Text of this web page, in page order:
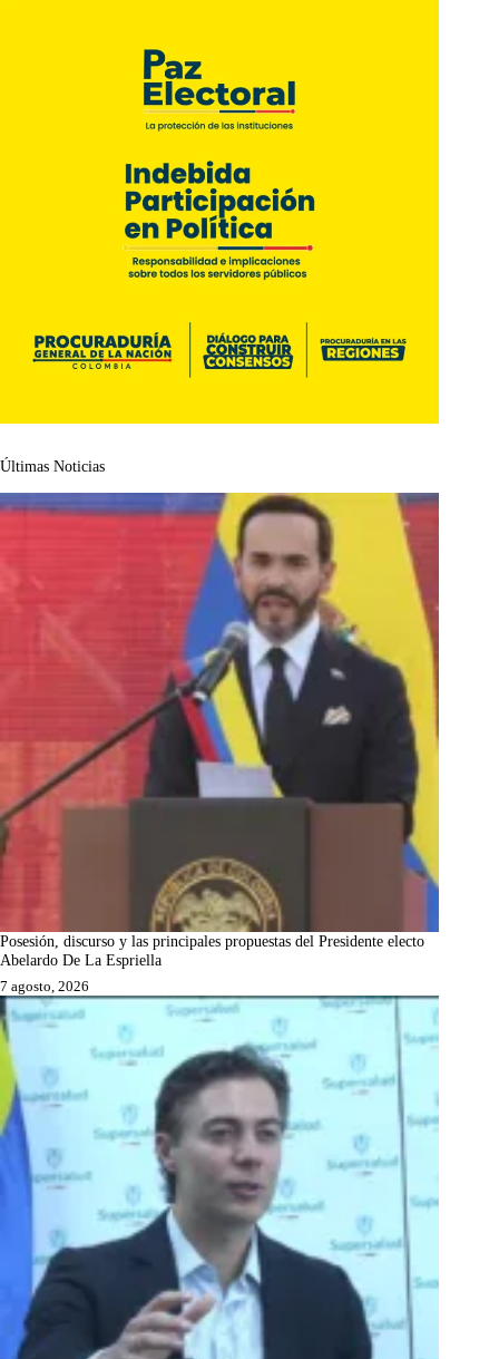
Últimas Noticias
Posesión, discurso y las principales propuestas del Presidente electo
Abelardo De La Espriella
7 agosto, 2026